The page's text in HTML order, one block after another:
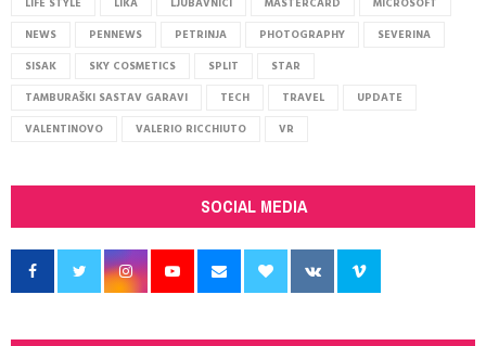
NEWS
PENNEWS PETRINJA PHOTOGRAPHY
SEVERINA
SISAK
SKY COSMETICS SPLIT
STAR
TAMBURAŠKI SASTAV GARAVI
TECH TRAVEL
UPDATE
VALENTINOVO
VALERIO RICCHIUTO VR
SOCIAL MEDIA